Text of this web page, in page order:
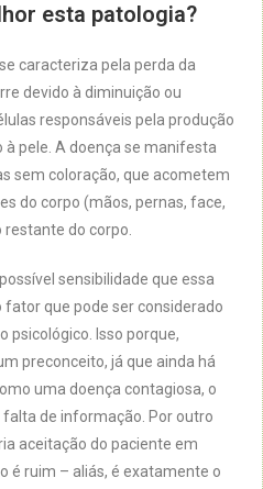
esta patologia?
caracteriza pela perda da
devido à diminuição ou
responsáveis pela produção
à pele. A doença se manifesta
sem coloração, que acometem
do corpo (mãos, pernas, face,
restante do corpo.
sensibilidade que essa
que pode ser considerado
psicológico. Isso porque,
preconceito, já que ainda há
uma doença contagiosa, o
de informação. Por outro
aceitação do paciente em
é ruim – aliás, é exatamente o